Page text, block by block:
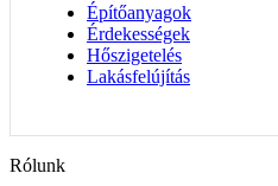
Építőanyagok
Érdekességek
Hőszigetelés
Lakásfelújítás
Rólunk